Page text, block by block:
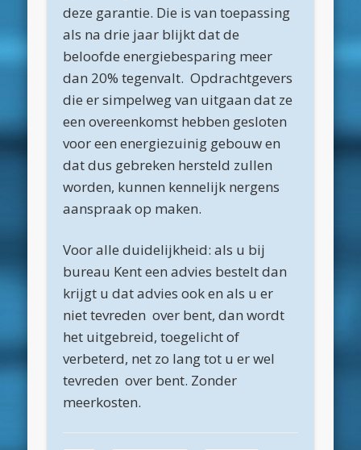
november 2022
oktober 2022
maart 2022
december 2021
april 2021
februari 2021
januari 2021
november 2020
september 2020
augustus 2020
juni 2020
mei 2020
deze garantie. Die is van toepassing
als na drie jaar blijkt dat de
beloofde energiebesparing meer
dan 20% tegenvalt. Opdrachtgevers
die er simpelweg van uitgaan dat ze
een overeenkomst hebben gesloten
voor een energiezuinig gebouw en
dat dus gebreken hersteld zullen
worden, kunnen kennelijk nergens
aanspraak op maken.
Voor alle duidelijkheid: als u bij
bureau Kent een advies bestelt dan
krijgt u dat advies ook en als u er
niet tevreden over bent, dan wordt
het uitgebreid, toegelicht of
verbeterd, net zo lang tot u er wel
tevreden over bent. Zonder
meerkosten.